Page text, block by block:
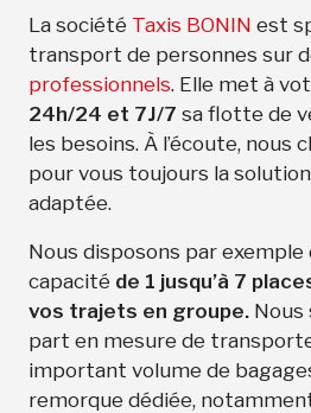
La société Taxis BONIN est
transport de personnes sur
professionnels. Elle met à
24h/24 et 7J/7 sa flotte de
les besoins. À l’écoute, nous
pour vous toujours la
adaptée.
Nous disposons par exemple
capacité de 1 jusqu’à 7
vos trajets en groupe. Nous
part en mesure de
important volume de
remorque dédiée,